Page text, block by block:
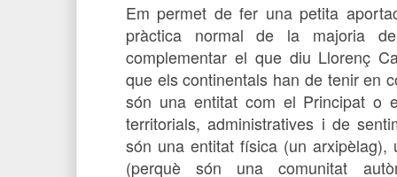
Em permet de fer una petita
pràctica normal de la majoria
complementar el que diu Llorenç
que els continentals han de tenir en
són una entitat com el Principat o
territorials, administratives i de
són una entitat física (un arxipèlag),
(perquè són una comunitat